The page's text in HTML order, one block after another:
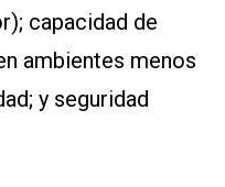
capacidad de
ambientes menos
y seguridad